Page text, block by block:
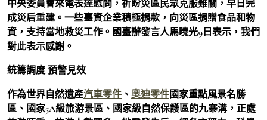
中央委員會來電表達慰問，祈盼災區民眾克服難關，早日完
成災后重建。一些臺資企業積極捐款，向災區捐贈食品和物
資，支持當地救災工作。國臺辦發言人馬曉光9日表示，我們
對此表示感謝。
統籌調度 預警見效
作為世界自然遺產汽車零件 、 奧迪零件國家重點風景名勝
區、國家5A級旅游景區、國家級自然保護區的九寨溝，正處